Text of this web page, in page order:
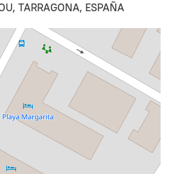
TARRAGONA, ESPAÑA